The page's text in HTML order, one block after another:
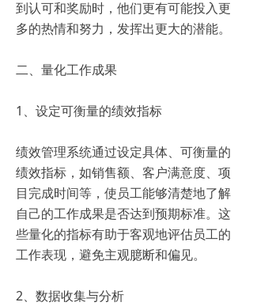
到认可和奖励时，他们更有可能投入更
多的热情和努力，发挥出更大的潜能。
二、量化工作成果
1、设定可衡量的绩效指标
绩效管理系统通过设定具体、可衡量的
绩效指标，如销售额、客户满意度、项
目完成时间等，使员工能够清楚地了解
自己的工作成果是否达到预期标准。这
些量化的指标有助于客观地评估员工的
工作表现，避免主观臆断和偏见。
2、数据收集与分析